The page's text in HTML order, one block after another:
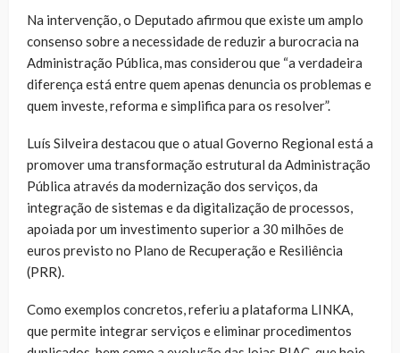
Na intervenção, o Deputado afirmou que existe um amplo
consenso sobre a necessidade de reduzir a burocracia na
Administração Pública, mas considerou que “a verdadeira
diferença está entre quem apenas denuncia os problemas e
quem investe, reforma e simplifica para os resolver”.
Luís Silveira destacou que o atual Governo Regional está a
promover uma transformação estrutural da Administração
Pública através da modernização dos serviços, da
integração de sistemas e da digitalização de processos,
apoiada por um investimento superior a 30 milhões de
euros previsto no Plano de Recuperação e Resiliência
(PRR).
Como exemplos concretos, referiu a plataforma LINKA,
que permite integrar serviços e eliminar procedimentos